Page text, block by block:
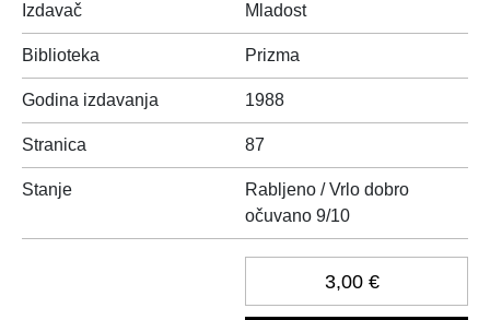
Izdavač Mladost
Biblioteka Prizma
Godina izdavanja 1988
Stranica 87
Stanje
Rabljeno / Vrlo dobro
očuvano 9/10
3,00 €